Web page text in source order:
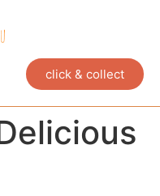
click & collect